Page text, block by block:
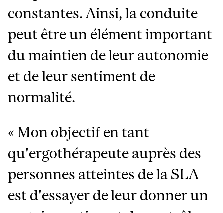
constantes. Ainsi, la conduite
peut être un élément important
du maintien de leur autonomie
et de leur sentiment de
normalité.
« Mon objectif en tant
qu'ergothérapeute auprès des
personnes atteintes de la SLA
est d'essayer de leur donner un